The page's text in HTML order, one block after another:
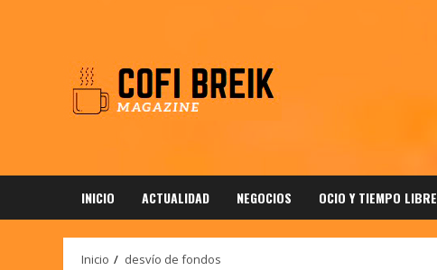
INICIO ACTUALIDAD NEGOCIOS OCIO Y TIEMPO LIBRE
Inicio desvío de fondos